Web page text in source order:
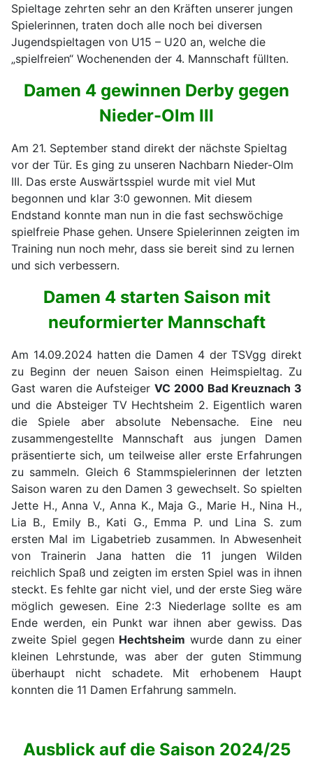
Spieltage zehrten sehr an den Kräften unserer jungen
Spielerinnen, traten doch alle noch bei diversen
Jugendspieltagen von U15 – U20 an, welche die
„spielfreien“ Wochenenden der 4. Mannschaft füllten.
Damen 4 gewinnen Derby gegen
Nieder-Olm III
Am 21. September stand direkt der nächste Spieltag
vor der Tür. Es ging zu unseren Nachbarn Nieder-Olm
III. Das erste Auswärtsspiel wurde mit viel Mut
begonnen und klar 3:0 gewonnen. Mit diesem
Endstand konnte man nun in die fast sechswöchige
spielfreie Phase gehen. Unsere Spielerinnen zeigten im
Training nun noch mehr, dass sie bereit sind zu lernen
und sich verbessern.
Damen 4 starten Saison mit
neuformierter Mannschaft
Am 14.09.2024 hatten die Damen 4 der TSVgg direkt
zu Beginn der neuen Saison einen Heimspieltag. Zu
Gast waren die Aufsteiger VC 2000 Bad Kreuznach 3
und die Absteiger TV Hechtsheim 2. Eigentlich waren
die Spiele aber absolute Nebensache. Eine neu
zusammengestellte Mannschaft aus jungen Damen
präsentierte sich, um teilweise aller erste Erfahrungen
zu sammeln. Gleich 6 Stammspielerinnen der letzten
Saison waren zu den Damen 3 gewechselt. So spielten
Jette H., Anna V., Anna K., Maja G., Marie H., Nina H.,
Lia B., Emily B., Kati G., Emma P. und Lina S. zum
ersten Mal im Ligabetrieb zusammen. In Abwesenheit
von Trainerin Jana hatten die 11 jungen Wilden
reichlich Spaß und zeigten im ersten Spiel was in ihnen
steckt. Es fehlte gar nicht viel, und der erste Sieg wäre
möglich gewesen. Eine 2:3 Niederlage sollte es am
Ende werden, ein Punkt war ihnen aber gewiss. Das
zweite Spiel gegen Hechtsheim wurde dann zu einer
kleinen Lehrstunde, was aber der guten Stimmung
überhaupt nicht schadete. Mit erhobenem Haupt
konnten die 11 Damen Erfahrung sammeln.
Ausblick auf die Saison 2024/25